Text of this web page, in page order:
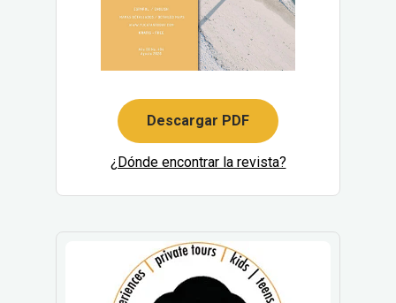
Descargar PDF
¿Dónde encontrar la revista?